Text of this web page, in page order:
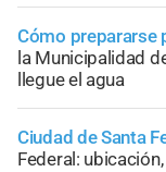
Cómo prepararse
la Municipalidad
llegue el agua
Ciudad de Santa
Federal: